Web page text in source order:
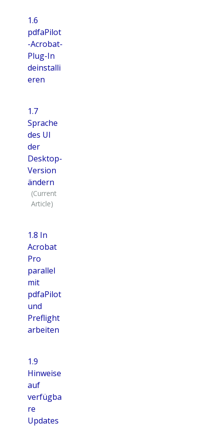
1.6
pdfaPilot
-Acrobat-
Plug-In
deinstalli
eren
1.7
Sprache
des UI
der
Desktop-
Version
ändern
1.8 In
Acrobat
Pro
parallel
mit
pdfaPilot
und
Preflight
arbeiten
1.9
Hinweise
auf
verfügba
re
Updates